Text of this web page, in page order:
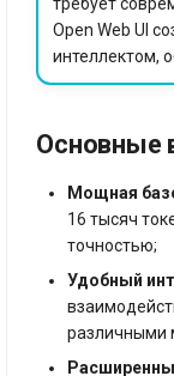
Open Web UI
интеллектом,
Основные
Мощная
16 тысяч
точностью;
Удобный
различными